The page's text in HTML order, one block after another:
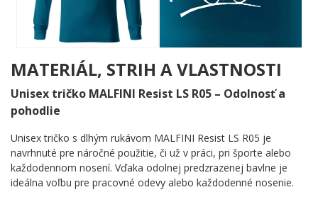
cyklistu skloneného nad riadidlami vyžaruje rýchlosť a
odhodlanie. V pozadí sa týči veža historickej budovy, za ňou sa
vlní horský hrebeň a po stranách rastú stromy – všetko
zachytené jediným plynulým ťahom štetca. Žiadne zbytočné
detaily, len čistá energia výletu.
Komu urobí radosť?
pedálov vyčistí hlavu lepšie ako čokoľvek iné
💪 Nadšencom cestnej aj rekreačnej cyklistiky, ktorí berú
bicykel ako spôsob života
🌟 Milovníkom prírody aj mesta, pretože tento motív
MATERIÁL, STRIH A VLASTNOSTI
Unisex tričko MALFINI Resist LS R05 – Odolnosť a
pohodlie
Unisex tričko s dlhým rukávom MALFINI Resist LS R05 je
navrhnuté pre náročné použitie, či už v práci, pri športe alebo
každodennom nosení. Vďaka odolnej predzrazenej bavlne je
ideálna voľbu pre pracovné odevy alebo každodenné nosenie.